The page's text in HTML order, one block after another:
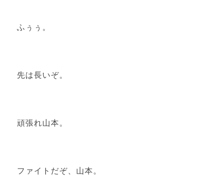
ふぅぅ。
先は長いぞ。
頑張れ山本。
ファイトだぞ、山本。